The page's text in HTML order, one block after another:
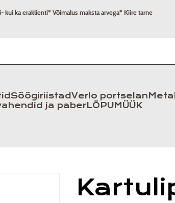
kui ka eraklienti* Võimalus maksta arvega* Kiire tarne
SöögiriistadVerlo portselan
ja paberLÕPUMÜÜK